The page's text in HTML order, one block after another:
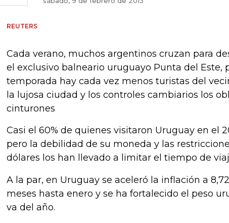
REUTERS
Cada verano, muchos argentinos cruzan para
el exclusivo balneario uruguayo Punta del Este,
temporada hay cada vez menos turistas del
la lujosa ciudad y los controles cambiarios los
cinturones
Casi el 60% de quienes visitaron Uruguay en el
pero la debilidad de su moneda y las
dólares los han llevado a limitar el tiempo de
A la par, en Uruguay se aceleró la inflación a
meses hasta enero y se ha fortalecido el peso
va del año.